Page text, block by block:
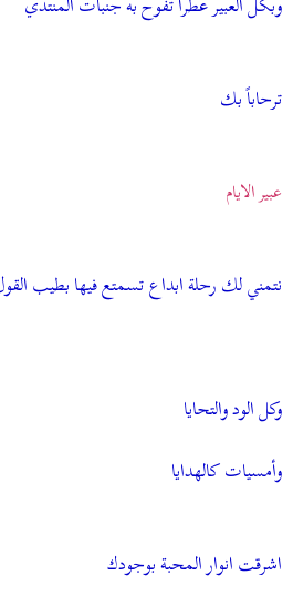
ترحاباً بك
عبير الايام
نتمني لك رحلة ابداع تسمتع فيها بطيب
وكل الود والتحايا
وأمسيات كالهدايا
اشرقت انوار المحبة بوجودك